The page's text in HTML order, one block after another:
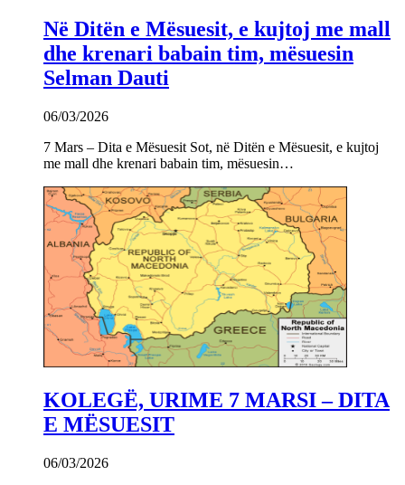
Në Ditën e Mësuesit, e kujtoj me mall
dhe krenari babain tim, mësuesin
Selman Dauti
06/03/2026
7 Mars – Dita e Mësuesit Sot, në Ditën e Mësuesit, e kujtoj
me mall dhe krenari babain tim, mësuesin…
KOLEGË, URIME 7 MARSI – DITA
E MËSUESIT
06/03/2026